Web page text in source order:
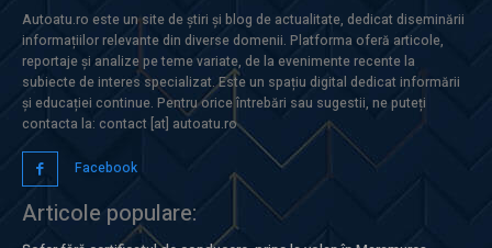
Autoatu.ro este un site de știri și blog de actualitate, dedicat diseminării
informațiilor relevante din diverse domenii. Platforma oferă articole,
reportaje și analize pe teme variate, de la evenimente recente la
subiecte de interes specializat. Este un spațiu digital dedicat informării
și educației continue. Pentru orice întrebări sau sugestii, ne puteți
contacta la: contact [at] autoatu.ro
Facebook
Articole populare: